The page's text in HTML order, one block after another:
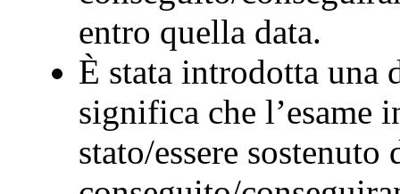
entro quella data.
È stata introdotta una
significa che l’esame
stato/essere